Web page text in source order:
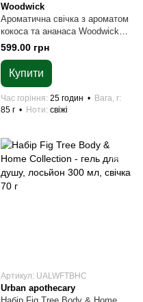
Woodwick
Ароматична свічка з ароматом
кокоса та ананаса Woodwick
Mini Island Coconut 85 г
599.00 грн
Купити
Час горіння 25 годин
Вага, г
85 г
Ноти свіжі
Артикул: UALWFTBHC
Urban apothecary